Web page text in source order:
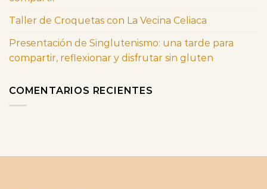
Taller de Croquetas con La Vecina Celiaca
Presentación de Singlutenismo: una tarde para
compartir, reflexionar y disfrutar sin gluten
COMENTARIOS RECIENTES